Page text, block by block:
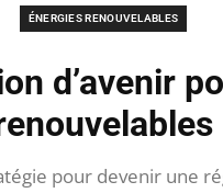
ÉNERGIES RENOUVELABLES
d’avenir
pour devenir une